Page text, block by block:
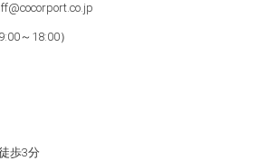
～18:00）
歩3分